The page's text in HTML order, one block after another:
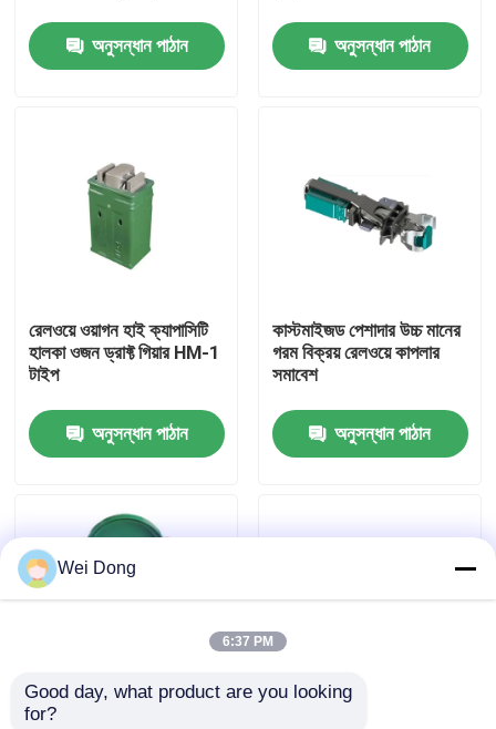
আমাদের সম্বন্ধে
গুণমান নিয়ন্ত্রণ
আমাদের সাথে যোগাযোগ
মামলা
একটি উদ্ধৃতি অনুরোধ করুন
অনুসন্ধান পাঠান অনুসন্ধান পাঠান
রেলওয়ে ওয়াগন হাই ক্যাপাসিটি
হালকা ওজন ড্রাফ্ট গিয়ার HM-1
টাইপ
অনুসন্ধান পাঠান
কাস্টমাইজড পেশাদার উচ্চ মানের
গরম বিক্রয় রেলওয়ে কাপলার
সমাবেশ
অনুসন্ধান পাঠান
DL3AC500 রেলওয়ে
Wei Dong
6:37 PM
Good day, what product are you looking
for?